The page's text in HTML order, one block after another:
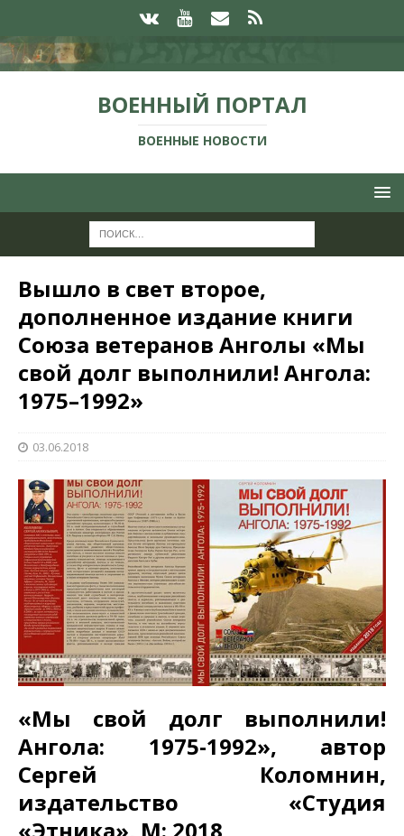
ВОЕННЫЙ ПОРТАЛ
ВОЕННЫЕ НОВОСТИ
Вышло в свет второе,
дополненное издание книги
Союза ветеранов Анголы «Мы
свой долг выполнили! Ангола:
1975–1992»
03.06.2018
«Мы свой долг выполнили!
Ангола: 1975-1992», автор
Сергей Коломнин,
издательство «Студия